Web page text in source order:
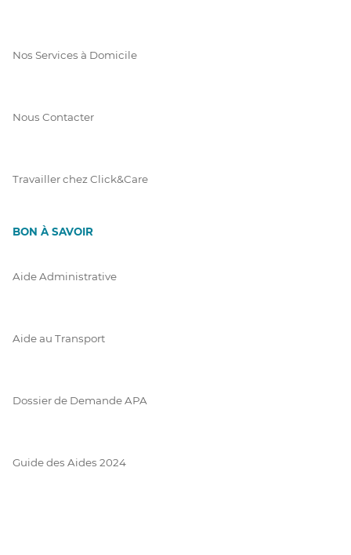
Nos Services à Domicile
Nous Contacter
Travailler chez Click&Care
BON À SAVOIR
Aide Administrative
Aide au Transport
Dossier de Demande APA
Guide des Aides 2024